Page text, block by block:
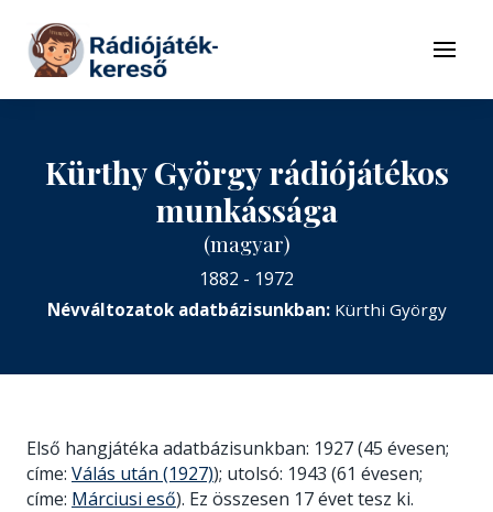
Tovább a tartalomhoz
Menü
Kürthy György rádiójátékos
munkássága
(magyar)
1882 - 1972
Névváltozatok adatbázisunkban: Kürthi György
Első hangjátéka adatbázisunkban: 1927 (45 évesen;
címe: Válás után (1927)); utolsó: 1943 (61 évesen;
címe: Márciusi eső). Ez összesen 17 évet tesz ki.